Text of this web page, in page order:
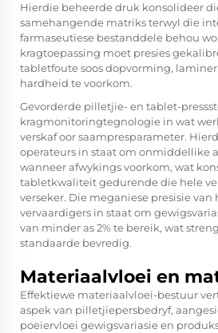
Hierdie beheerde druk konsolideer
samehangende matriks terwyl die
farmaseutiese bestanddele behou
kragtoepassing moet presies
tabletfoute soos dopvorming,
hardheid te voorkom.
Gevorderde pilletjie- en tablet-
kragmonitoringtegnologie in wat
verskaf oor saampresparameter.
operateurs in staat om onmiddellike
wanneer afwykings voorkom, wat
tabletkwaliteit gedurende die hele
verseker. Die meganiese presisie van
vervaardigers in staat om
van minder as 2% te bereik, wat
standaarde bevredig.
Materiaalvloei en
Effektiewe materiaalvloei-bestuur
aspek van pilletjiepersbedryf,
poeiervloei gewigsvariasie en